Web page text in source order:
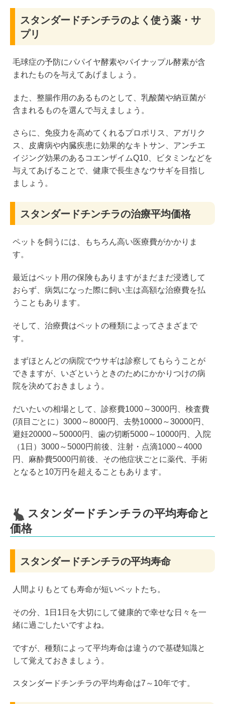
スタンダードチンチラのよく使う薬・サ
プリ
毛球症の予防にパパイヤ酵素やパイナップル酵素が含
まれたものを与えてあげましょう。
また、整腸作用のあるものとして、乳酸菌や納豆菌が
含まれるものを選んで与えましょう。
さらに、免疫力を高めてくれるプロポリス、アガリク
ス、皮膚病や内臓疾患に効果的なキトサン、アンチエ
イジング効果のあるコエンザイムQ10、ビタミンなどを
与えてあげることで、健康で長生きなウサギを目指し
ましょう。
スタンダードチンチラの治療平均価格
ペットを飼うには、もちろん高い医療費がかかりま
す。
最近はペット用の保険もありますがまだまだ浸透して
おらず、病気になった際に飼い主は高額な治療費を払
うこともあります。
そして、治療費はペットの種類によってさまざまで
す。
まずほとんどの病院でウサギは診察してもらうことが
できますが、いざというときのためにかかりつけの病
院を決めておきましょう。
だいたいの相場として、診察費1000～3000円、検査費
(項目ごとに）3000～8000円、去勢10000～30000円、
避妊20000～50000円、歯の切断5000～10000円、入院
（1日）3000～5000円前後、注射・点滴1000～4000
円、麻酔費5000円前後、その他症状ごとに薬代、手術
となると10万円を超えることもあります。
スタンダードチンチラの平均寿命と
価格
スタンダードチンチラの平均寿命
人間よりもとても寿命が短いペットたち。
その分、1日1日を大切にして健康的で幸せな日々を一
緒に過ごしたいですよね。
ですが、種類によって平均寿命は違うので基礎知識と
して覚えておきましょう。
スタンダードチンチラの平均寿命は7～10年です。